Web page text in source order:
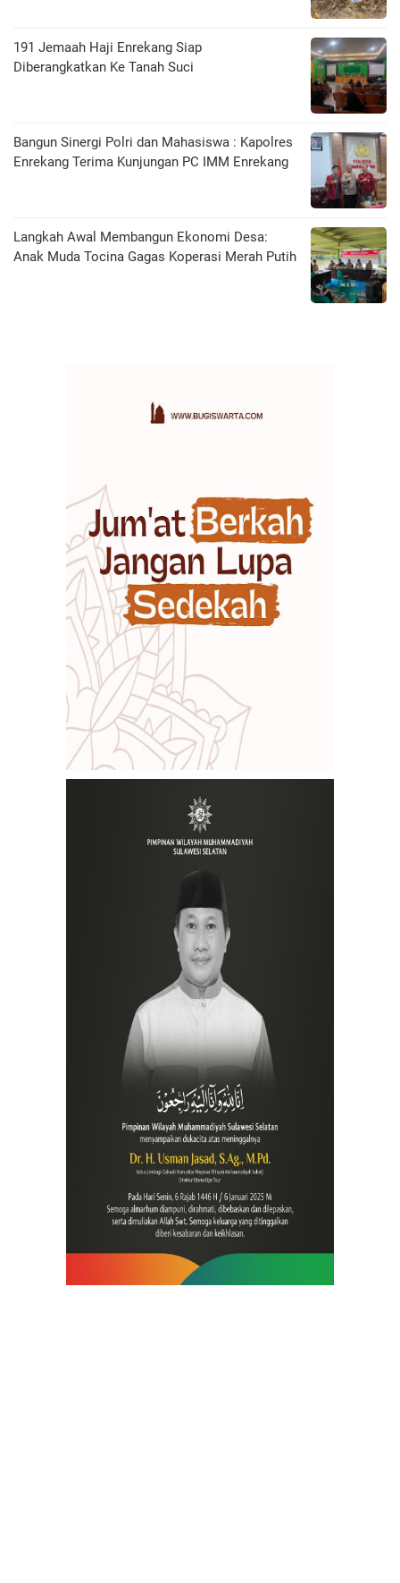
191 Jemaah Haji Enrekang Siap
Diberangkatkan Ke Tanah Suci
Bangun Sinergi Polri dan Mahasiswa : Kapolres
Enrekang Terima Kunjungan PC IMM Enrekang
Langkah Awal Membangun Ekonomi Desa:
Anak Muda Tocina Gagas Koperasi Merah Putih